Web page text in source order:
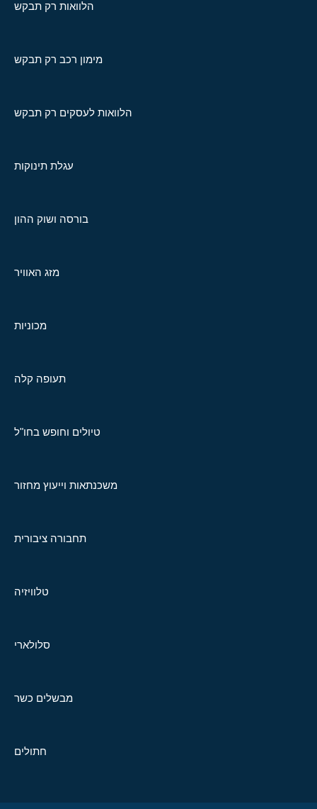
הלוואות רק תבקש
מימון רכב רק תבקש
הלוואות לעסקים רק תבקש
עגלת תינוקות
בורסה ושוק ההון
מזג האוויר
מכוניות
תעופה קלה
טיולים וחופש בחו"ל
משכנתאות וייעוץ מחזור
תחבורה ציבורית
טלוויזיה
סלולארי
מבשלים כשר
חתולים